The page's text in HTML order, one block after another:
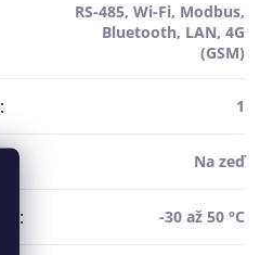
RS-485, Wi-Fi, Modbus,
Bluetooth, LAN, 4G
(GSM)
: 1
Na zeď
: -30 až 50 °C